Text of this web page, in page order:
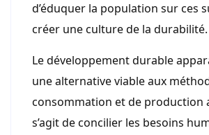
d’éduquer la population sur ces
créer une culture de la durabilité.
Le développement durable
une alternative viable aux
consommation et de production
s’agit de concilier les besoins